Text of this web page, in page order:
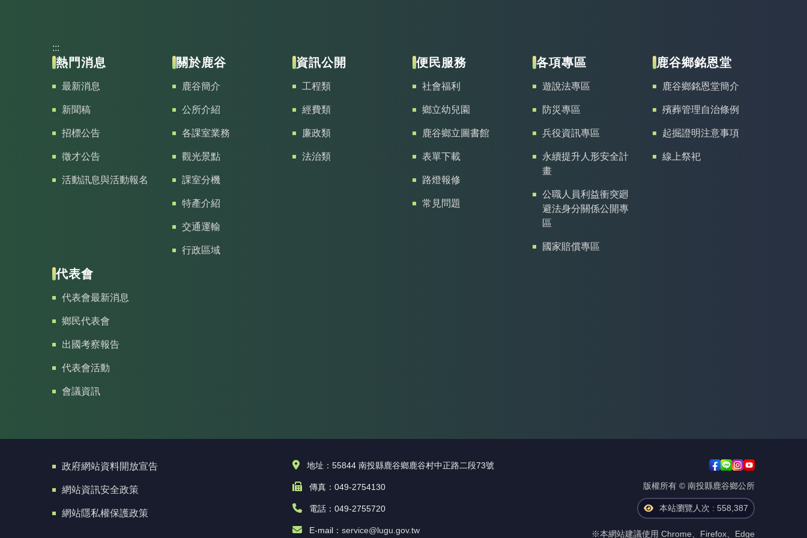
:::
熱門消息
最新消息
新聞稿
招標公告
徵才公告
活動訊息與活動報名
關於鹿谷
鹿谷簡介
公所介紹
各課室業務
觀光景點
課室分機
特產介紹
交通運輸
行政區域
資訊公開
工程類
經費類
廉政類
法治類
便民服務
社會福利
鄉立幼兒園
鹿谷鄉立圖書館
表單下載
路燈報修
常見問題
各項專區
遊說法專區
防災專區
兵役資訊專區
永續提升人形安全計
畫
公職人員利益衝突廻
避法身分關係公開專
區
國家賠償專區
鹿谷鄉銘恩堂
鹿谷鄉銘恩堂簡介
殯葬管理自治條例
起掘證明注意事項
線上祭祀
代表會
代表會最新消息
鄉民代表會
出國考察報告
代表會活動
會議資訊
政府網站資料開放宣告
網站資訊安全政策
網站隱私權保護政策
地址：55844 南投縣鹿谷鄉鹿谷村中正路二段73號
傳真：049-2754130
電話：049-2755720
E-mail： service@lugu.gov.tw
版權所有 © 南投縣鹿谷鄉公所
本站瀏覽人次 : 558,387
※本網站建議使用 Chrome、Firefox、Edge